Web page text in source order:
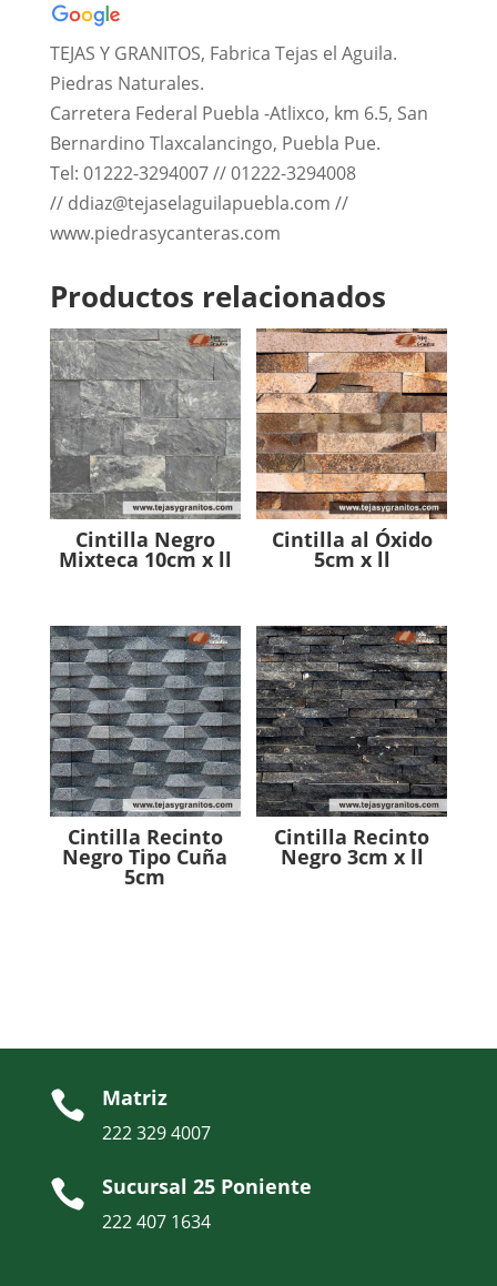
TEJAS Y GRANITOS, Fabrica Tejas el Aguila.
Piedras Naturales.
Carretera Federal Puebla -Atlixco, km 6.5, San
Bernardino Tlaxcalancingo, Puebla Pue.
Tel: 01222-3294007 // 01222-3294008
// ddiaz@tejaselaguilapuebla.com //
www.piedrasycanteras.com
Productos relacionados
Cintilla Negro
Mixteca 10cm x ll
Cintilla al Óxido
5cm x ll
Cintilla Recinto
Negro Tipo Cuña
5cm
Cintilla Recinto
Negro 3cm x ll
 Matriz
222 329 4007
 Sucursal 25 Poniente
222 407 1634